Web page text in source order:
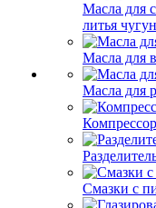
Масла для
литья
Масла для
Масла для
Смазки с